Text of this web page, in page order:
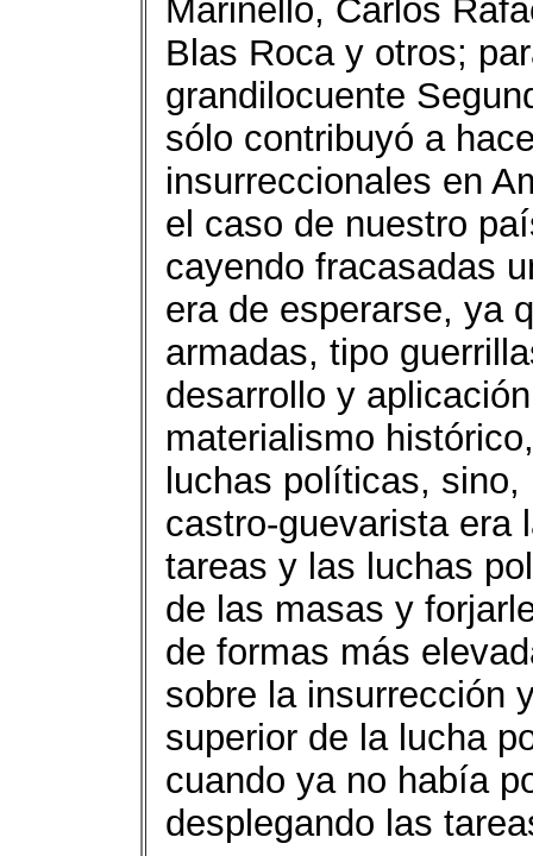
Marinello, Carlos
Blas Roca y otros;
grandilocuente
sólo contribuyó a
insurreccionales en
el caso de nuestro
cayendo fracasadas
era de esperarse, ya
armadas, tipo
desarrollo y
materialismo
luchas políticas,
castro-guevarista era
tareas y las luchas
de las masas y
de formas más
sobre la insurrección
superior de la lucha
cuando ya no había
desplegando las